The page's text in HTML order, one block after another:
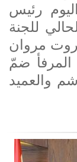
رئيس
للجنة
مروان
المرفأ ضمّ
والعميد